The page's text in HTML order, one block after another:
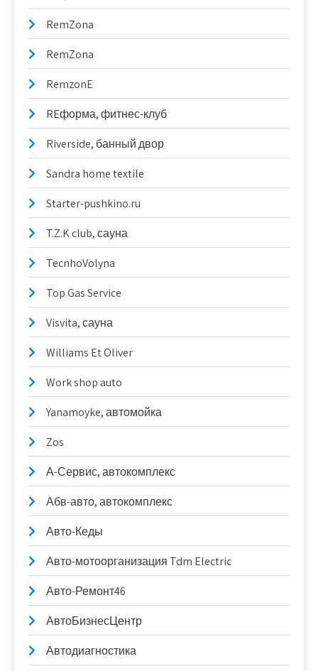
RemZona
RemZona
RemzonE
REформа, фитнес-клуб
Riverside, банный двор
Sandra home textile
Starter-pushkino.ru
T.Z.K club, сауна
TecnhoVolyna
Top Gas Service
Visvita, сауна
Williams Et Oliver
Work shop auto
Yanamoyke, автомойка
Zos
А-Сервис, автокомплекс
Абв-авто, автокомплекс
Авто-Кеды
Авто-мотоорганизация Tdm Electric
Авто-Ремонт46
АвтоБизнесЦентр
Автодиагностика